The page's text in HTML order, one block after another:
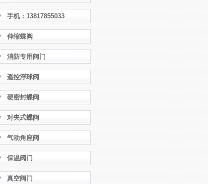
手机：13817855033
伸缩蝶阀
消防专用阀门
遥控浮球阀
硬密封蝶阀
对夹式蝶阀
气动角座阀
保温阀门
真空阀门